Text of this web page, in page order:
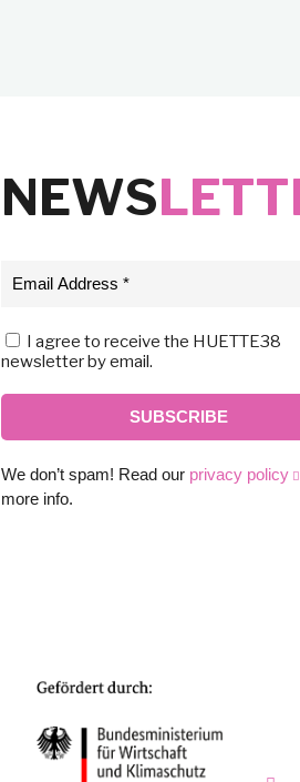
NEWS
I agree to receive the HUETTE38
newsletter by email.
We don’t spam! Read our privacy policy
more info.